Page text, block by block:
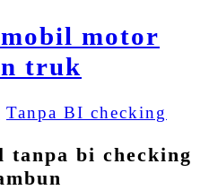
Tanpa BI checking
tanpa bi checking